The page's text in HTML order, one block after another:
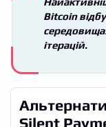
Bitcoin
ітерацій.
Silent